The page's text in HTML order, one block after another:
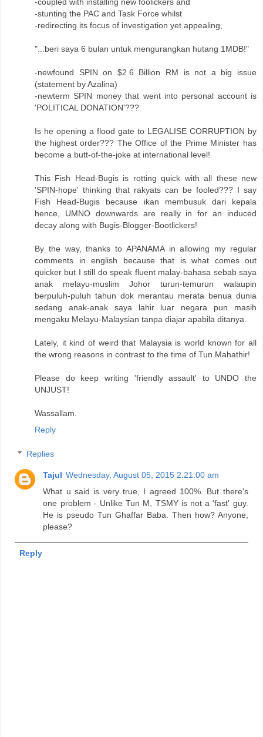
-stunting the PAC and Task Force whilst
-redirecting its focus of investigation yet appealing,
"...beri saya 6 bulan untuk mengurangkan hutang 1MDB!"
-newfound SPIN on $2.6 Billion RM is not a big issue
(statement by Azalina)
-newterm SPIN money that went into personal account is
'POLITICAL DONATION'???
Is he opening a flood gate to LEGALISE CORRUPTION by
the highest order??? The Office of the Prime Minister has
become a butt-of-the-joke at international level!
This Fish Head-Bugis is rotting quick with all these new
'SPIN-hope' thinking that rakyats can be fooled??? I say
Fish Head-Bugis because ikan membusuk dari kepala
hence, UMNO downwards are really in for an induced
decay along with Bugis-Blogger-Bootlickers!
By the way, thanks to APANAMA in allowing my regular
comments in english because that is what comes out
quicker but I still do speak fluent malay-bahasa sebab saya
anak melayu-muslim Johor turun-temurun walaupin
berpuluh-puluh tahun dok merantau merata benua dunia
sedang anak-anak saya lahir luar negara pun masih
mengaku Melayu-Malaysian tanpa diajar apabila ditanya.
Lately, it kind of weird that Malaysia is world known for all
the wrong reasons in contrast to the time of Tun Mahathir!
Please do keep writing 'friendly assault' to UNDO the
UNJUST!
Wassallam.
Reply
Replies
Tajul Wednesday, August 05, 2015 2:21:00 am
What u said is very true, I agreed 100%. But there's
one problem - Unlike Tun M, TSMY is not a 'fast' guy.
He is pseudo Tun Ghaffar Baba. Then how? Anyone,
please?
Reply